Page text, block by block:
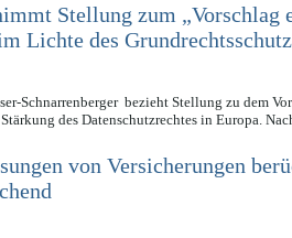
Stellung zum „Vorschlag
Lichte des
Schnarrenberger bezieht Stellung zu dem
des Datenschutzrechtes in Europa.
von Versicherungen